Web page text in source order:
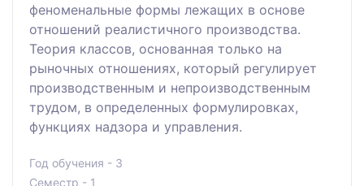
феноменальные формы лежащих в основе
отношений реалистичного производства.
Теория классов, основанная только на
рыночных отношениях, который регулирует
производственным и непроизводственным
трудом, в определенных формулировках,
функциях надзора и управления.
Год обучения - 3
Семестр - 1